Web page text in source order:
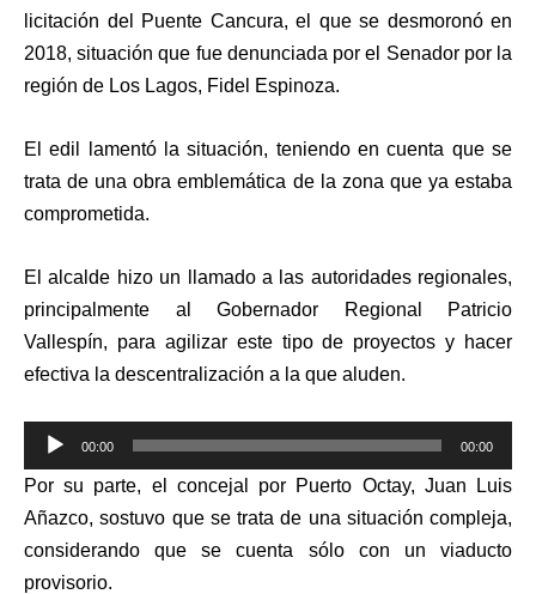
licitación del Puente Cancura, el que se desmoronó en
2018, situación que fue denunciada por el Senador por la
región de Los Lagos, Fidel Espinoza.
El edil lamentó la situación, teniendo en cuenta que se
trata de una obra emblemática de la zona que ya estaba
comprometida.
El alcalde hizo un llamado a las autoridades regionales,
principalmente al Gobernador Regional Patricio
Vallespín, para agilizar este tipo de proyectos y hacer
efectiva la descentralización a la que aluden.
Reproductor
de
audio
00:00 00:00
Por su parte, el concejal por Puerto Octay, Juan Luis
Añazco, sostuvo que se trata de una situación compleja,
considerando que se cuenta sólo con un viaducto
provisorio.